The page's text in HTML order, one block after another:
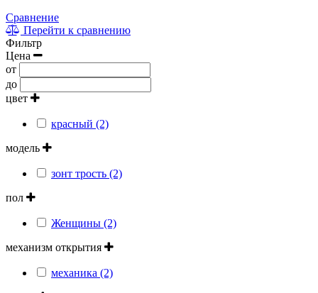
Сравнение
Перейти к сравнению
Фильтр
Цена
от
до
цвет
красный (2)
модель
зонт трость (2)
пол
Женщины (2)
механизм открытия
механика (2)